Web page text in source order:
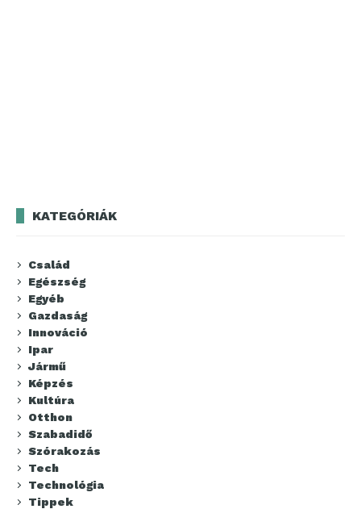
KATEGÓRIÁK
Család
Egészség
Egyéb
Gazdaság
Innováció
Ipar
Jármű
Képzés
Kultúra
Otthon
Szabadidő
Szórakozás
Tech
Technológia
Tippek